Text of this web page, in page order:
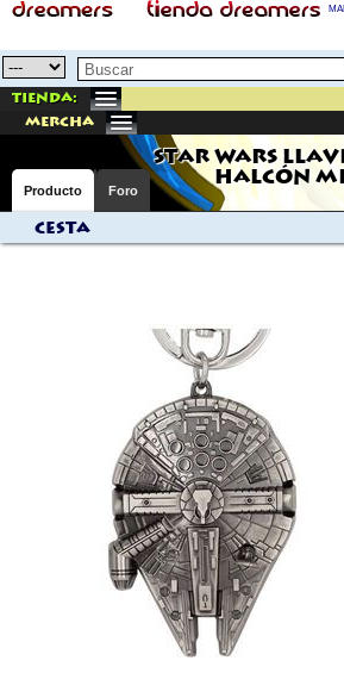
Tienda:
mercha
STAR WARS
HALCÓN
Producto Foro
Cesta